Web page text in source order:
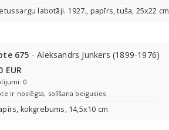
labotāji. 1927., papīrs, tuša, 25x22 cm
675 - Aleksandrs Junkers (1899-1976)
EUR
0
ir noslēgta, solīšana beigusies
kokgrebums, 14,5x10 cm